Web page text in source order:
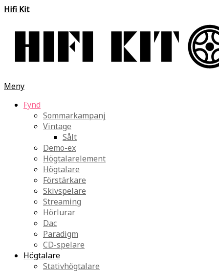
Hifi Kit
Meny
Fynd
Sommarkampanj
Vintage
Sålt
Demo-ex
Högtalarelement
Högtalare
Förstärkare
Skivspelare
Streaming
Hörlurar
Dac
Paradigm
CD-spelare
Högtalare
Stativhögtalare